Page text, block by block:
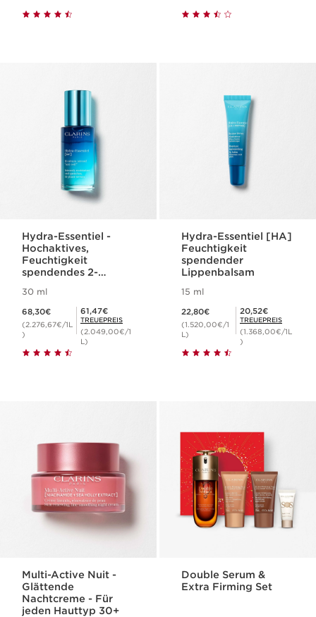
Hydra-Essentiel -
Hochaktives,
Feuchtigkeit
spendendes 2-
30 ml
68,30€
(2.276,67€/1L
)
Mitgliederpreis 61,47€
61,47€
TREUEPREIS
(2.049,00€/1
L)
Hydra-Essentiel [HA]
Feuchtigkeit
spendender
Lippenbalsam
15 ml
22,80€
(1.520,00€/1
L)
Mitgliederpreis 20,52€
20,52€
TREUEPREIS
(1.368,00€/1L
)
Multi-Active Nuit -
Glättende
Nachtcreme - Für
jeden Hauttyp 30+
Double Serum &
Extra Firming Set